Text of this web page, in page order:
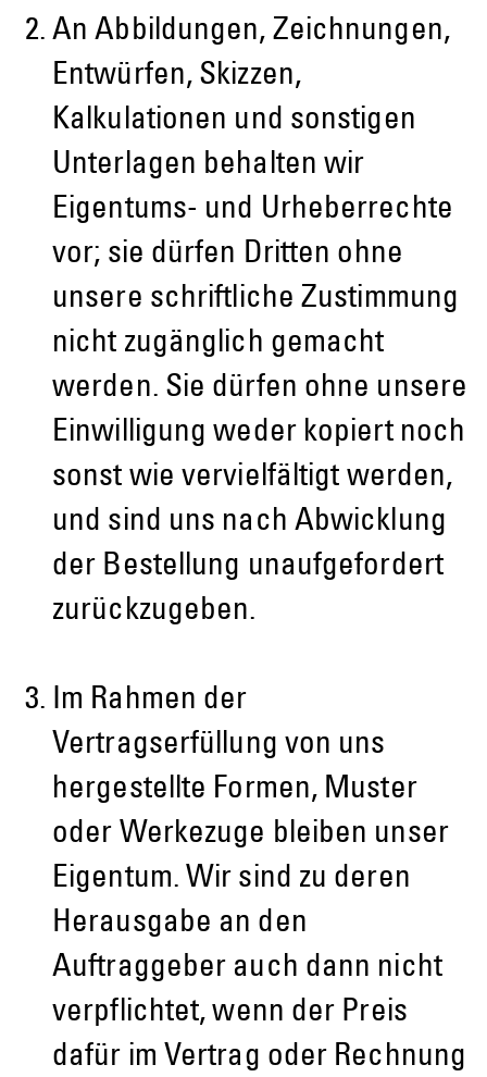
An Abbildungen, Zeichnungen,
Entwürfen, Skizzen,
Kalkulationen und sonstigen
Unterlagen behalten wir
Eigentums- und Urheberrechte
vor; sie dürfen Dritten ohne
unsere schriftliche Zustimmung
nicht zugänglich gemacht
werden. Sie dürfen ohne unsere
Einwilligung weder kopiert noch
sonst wie vervielfältigt werden,
und sind uns nach Abwicklung
der Bestellung unaufgefordert
zurückzugeben.
Im Rahmen der
Vertragserfüllung von uns
hergestellte Formen, Muster
oder Werkezuge bleiben unser
Eigentum. Wir sind zu deren
Herausgabe an den
Auftraggeber auch dann nicht
verpflichtet, wenn der Preis
dafür im Vertrag oder Rechnung